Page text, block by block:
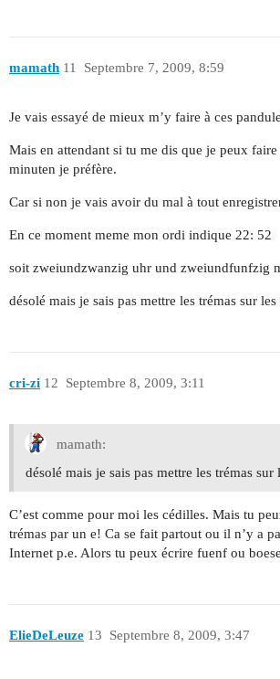
mamath Septembre 7, 2009, 8:59
11
Je vais essayé de mieux m’y faire à ces
Mais en attendant si tu me dis que je peux
minuten je préfère.
Car si non je vais avoir du mal à tout
En ce moment meme mon ordi indique 22: 52
soit zweiundzwanzig uhr und zweiundfunfzig
désolé mais je sais pas mettre les trémas sur les
cri-zi Septembre 8, 2009, 3:11
12
mamath:
désolé mais je sais pas mettre les trémas sur
C’est comme pour moi les cédilles. Mais tu
trémas par un e! Ca se fait partout ou il n’y a
Internet p.e. Alors tu peux écrire fuenf ou
ElieDeLeuze Septembre 8, 2009, 3:47
13